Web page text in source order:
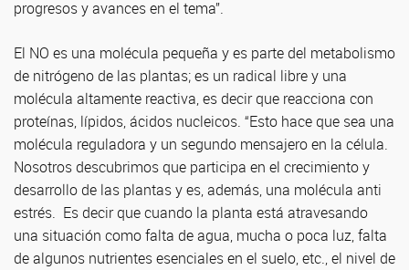
progresos y avances en el tema”.
El NO es una molécula pequeña y es parte del metabolismo
de nitrógeno de las plantas; es un radical libre y una
molécula altamente reactiva, es decir que reacciona con
proteínas, lípidos, ácidos nucleicos. “Esto hace que sea una
molécula reguladora y un segundo mensajero en la célula.
Nosotros descubrimos que participa en el crecimiento y
desarrollo de las plantas y es, además, una molécula anti
estrés. Es decir que cuando la planta está atravesando
una situación como falta de agua, mucha o poca luz, falta
de algunos nutrientes esenciales en el suelo, etc., el nivel de